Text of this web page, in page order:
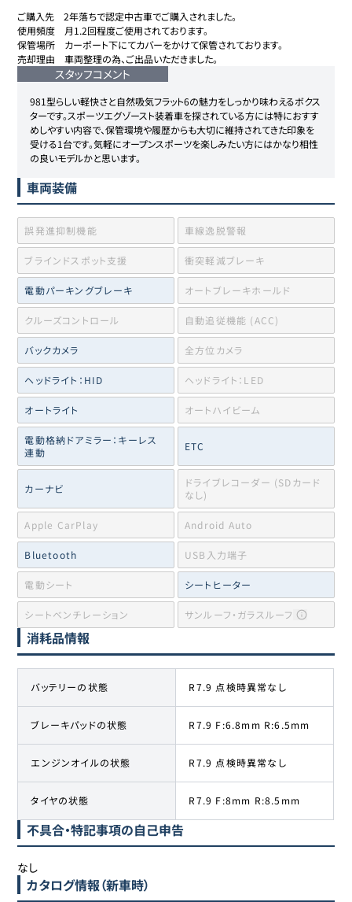
ご購入先　2年落ちで認定中古車でご購入されました。
使用頻度　月1.2回程度ご使用されております。
保管場所　カーポート下にてカバーをかけて保管されております。
売却理由　車両整理の為、ご出品いただきました。
スタッフコメント
981型らしい軽快さと自然吸気フラット6の魅力をしっかり味わえるボクス
ターです。スポーツエグゾースト装着車を探されている方には特におすす
めしやすい内容で、保管環境や履歴からも大切に維持されてきた印象を
受ける1台です。気軽にオープンスポーツを楽しみたい方にはかなり相性
の良いモデルかと思います。
車両装備
誤発進抑制機能 車線逸脱警報
ブラインドスポット支援 衝突軽減ブレーキ
電動パーキングブレーキ オートブレーキホールド
クルーズコントロール 自動追従機能 (ACC)
バックカメラ 全方位カメラ
ヘッドライト：HID ヘッドライト：LED
オートライト オートハイビーム
電動格納ドアミラー：キーレス
連動
ETC
カーナビ
ドライブレコーダー (SDカード
なし)
Apple CarPlay Android Auto
Bluetooth USB入力端子
電動シート シートヒーター
シートベンチレーション サンルーフ・ガラスルーフ
消耗品情報
バッテリーの状態 R7.9 点検時異常なし
ブレーキパッドの状態 R7.9 F:6.8mm R:6.5mm
エンジンオイルの状態 R7.9 点検時異常なし
タイヤの状態 R7.9 F:8mm R:8.5mm
不具合・特記事項の自己申告
なし
カタログ情報（新車時）